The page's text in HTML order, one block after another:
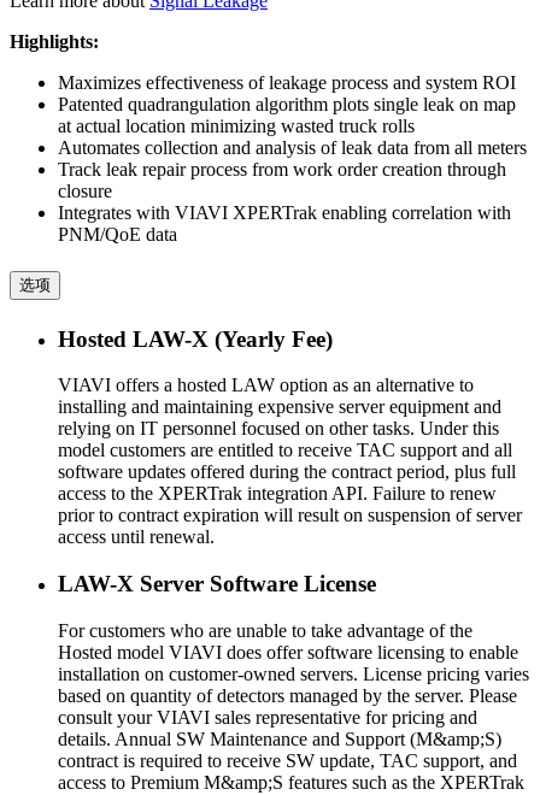
Highlights:
Maximizes effectiveness of leakage process and system ROI
Patented quadrangulation algorithm plots single leak on map
at actual location minimizing wasted truck rolls
Automates collection and analysis of leak data from all meters
Track leak repair process from work order creation through
closure
Integrates with VIAVI XPERTrak enabling correlation with
PNM/QoE data
选项
Hosted LAW-X (Yearly Fee)
VIAVI offers a hosted LAW option as an alternative to
installing and maintaining expensive server equipment and
relying on IT personnel focused on other tasks. Under this
model customers are entitled to receive TAC support and all
software updates offered during the contract period, plus full
access to the XPERTrak integration API. Failure to renew
prior to contract expiration will result on suspension of server
access until renewal.
LAW-X Server Software License
For customers who are unable to take advantage of the
Hosted model VIAVI does offer software licensing to enable
installation on customer-owned servers. License pricing varies
based on quantity of detectors managed by the server. Please
consult your VIAVI sales representative for pricing and
details. Annual SW Maintenance and Support (M&amp;S)
contract is required to receive SW update, TAC support, and
access to Premium M&amp;S features such as the XPERTrak